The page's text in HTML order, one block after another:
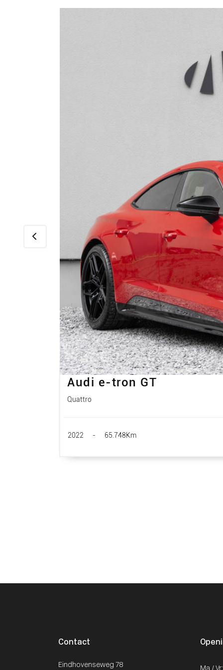
Audi e-tron GT
Quattro
2022 - 65.748Km
Contact
Eindhovenseweg 78